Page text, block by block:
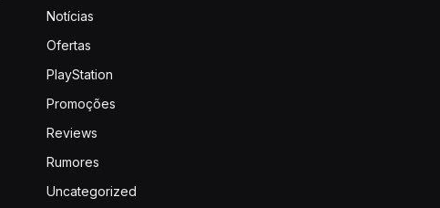
Notícias
Ofertas
PlayStation
Promoções
Reviews
Rumores
Uncategorized